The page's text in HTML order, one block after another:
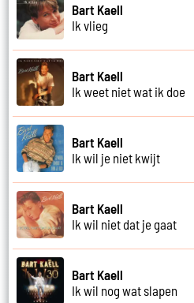
Bart Kaell
Ik vlieg
Bart Kaell
Ik weet niet wat ik doe
Bart Kaell
Ik wil je niet kwijt
Bart Kaell
Ik wil niet dat je gaat
Bart Kaell
Ik wil nog wat slapen